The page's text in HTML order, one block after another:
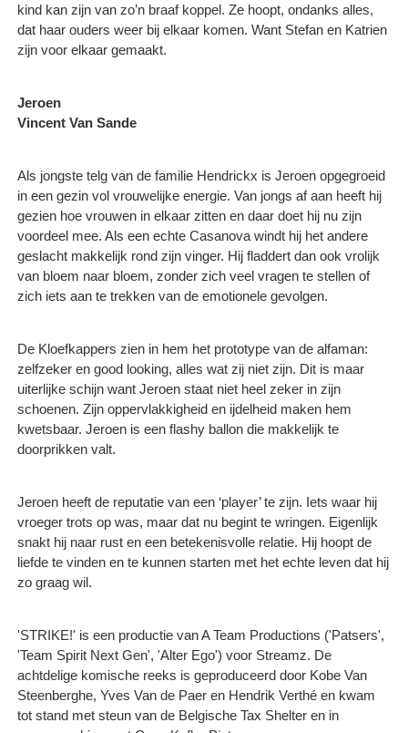
kind kan zijn van zo’n braaf koppel. Ze hoopt, ondanks alles,
dat haar ouders weer bij elkaar komen. Want Stefan en Katrien
zijn voor elkaar gemaakt.
Jeroen
Vincent Van Sande
Als jongste telg van de familie Hendrickx is Jeroen opgegroeid
in een gezin vol vrouwelijke energie. Van jongs af aan heeft hij
gezien hoe vrouwen in elkaar zitten en daar doet hij nu zijn
voordeel mee. Als een echte Casanova windt hij het andere
geslacht makkelijk rond zijn vinger. Hij fladdert dan ook vrolijk
van bloem naar bloem, zonder zich veel vragen te stellen of
zich iets aan te trekken van de emotionele gevolgen.
De Kloefkappers zien in hem het prototype van de alfaman:
zelfzeker en good looking, alles wat zij niet zijn. Dit is maar
uiterlijke schijn want Jeroen staat niet heel zeker in zijn
schoenen. Zijn oppervlakkigheid en ijdelheid maken hem
kwetsbaar. Jeroen is een flashy ballon die makkelijk te
doorprikken valt.
Jeroen heeft de reputatie van een ‘player’ te zijn. Iets waar hij
vroeger trots op was, maar dat nu begint te wringen. Eigenlijk
snakt hij naar rust en een betekenisvolle relatie. Hij hoopt de
liefde te vinden en te kunnen starten met het echte leven dat hij
zo graag wil.
'STRIKE!' is een productie van A Team Productions ('Patsers',
'Team Spirit Next Gen', 'Alter Ego') voor Streamz. De
achtdelige komische reeks is geproduceerd door Kobe Van
Steenberghe, Yves Van de Paer en Hendrik Verthé en kwam
tot stand met steun van de Belgische Tax Shelter en in